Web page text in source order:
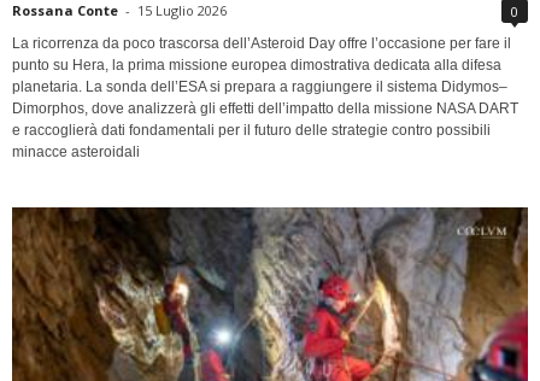
Rossana Conte - 15 Luglio 2026 0
La ricorrenza da poco trascorsa dell’Asteroid Day offre l’occasione per fare il
punto su Hera, la prima missione europea dimostrativa dedicata alla difesa
planetaria. La sonda dell’ESA si prepara a raggiungere il sistema Didymos–
Dimorphos, dove analizzerà gli effetti dell’impatto della missione NASA DART
e raccoglierà dati fondamentali per il futuro delle strategie contro possibili
minacce asteroidali